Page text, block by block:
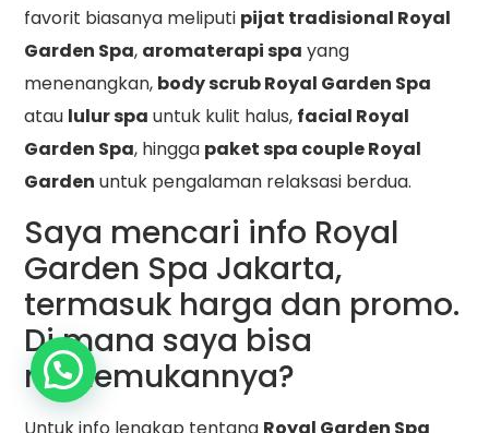
favorit biasanya meliputi pijat tradisional Royal
Garden Spa, aromaterapi spa yang
menenangkan, body scrub Royal Garden Spa
atau lulur spa untuk kulit halus, facial Royal
Garden Spa, hingga paket spa couple Royal
Garden untuk pengalaman relaksasi berdua.
Saya mencari info Royal
Garden Spa Jakarta,
termasuk harga dan promo.
Di mana saya bisa
menemukannya?
Untuk info lengkap tentang Royal Garden Spa